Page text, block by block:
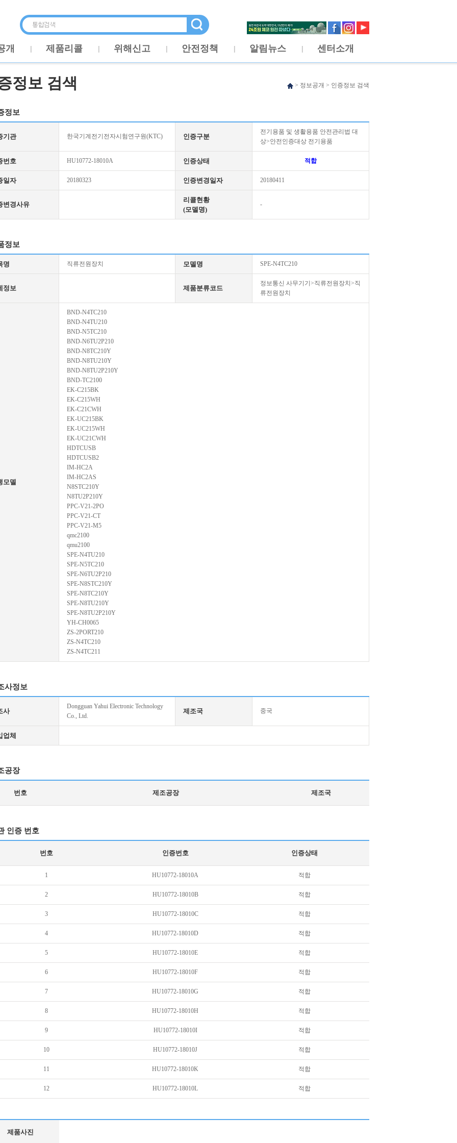
개 제품리콜 위해신고 안전정책 알림뉴스 센터소개
정보 검색 > 정보공개 > 인증정보 검색
정보
기관 한국기계전기전자시험연구원(KTC) 인증구분
전기용품 및 생활용품 안전관리법 대
상>안전인증대상 전기용품
번호 HU10772-18010A 인증상태 적합
일자 20180323 인증변경일자 20180411
변경사유
리콜현황
(모델명)
-
정보
명 직류전원장치 모델명 SPE-N4TC210
정보 제품분류코드
정보통신 사무기기>직류전원장치>직
류전원장치
모델
BND-N4TC210
BND-N4TU210
BND-N5TC210
BND-N6TU2P210
BND-N8TC210Y
BND-N8TU210Y
BND-N8TU2P210Y
BND-TC2100
EK-C215BK
EK-C215WH
EK-C21CWH
EK-UC215BK
EK-UC215WH
EK-UC21CWH
HDTCUSB
HDTCUSB2
IM-HC2A
IM-HC2AS
N8STC210Y
N8TU2P210Y
PPC-V21-2PO
PPC-V21-CT
PPC-V21-M5
qmc2100
qmu2100
SPE-N4TU210
SPE-N5TC210
SPE-N6TU2P210
SPE-N8STC210Y
SPE-N8TC210Y
SPE-N8TU210Y
SPE-N8TU2P210Y
YH-CH0065
ZS-2PORT210
ZS-N4TC210
ZS-N4TC211
사정보
사
Dongguan Yahui Electronic Technology
Co., Ltd.
제조국 중국
업체
공장
번호 제조공장 제조국
인증 번호
번호 인증번호 인증상태
1 HU10772-18010A 적합
2 HU10772-18010B 적합
3 HU10772-18010C 적합
4 HU10772-18010D 적합
5 HU10772-18010E 적합
6 HU10772-18010F 적합
7 HU10772-18010G 적합
8 HU10772-18010H 적합
9 HU10772-18010I 적합
10 HU10772-18010J 적합
11 HU10772-18010K 적합
12 HU10772-18010L 적합
제품사진